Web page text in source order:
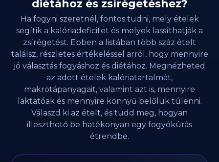
diétához és zsírégetéshez?
Ha fogyni szeretnél, fontos tudni, mely ételek
segítik a kalóriadeficitet és melyek lassíthatják a
zsírégetést. Ebben a listában több száz ételt
találsz, részletes értékeléssel arról, hogy mennyire
jó választás fogyáshoz és diétához. Megnézheted
az adott ételek kalóriatartalmát,
makrotápanyagait, valamint azt is, mennyire
laktatóak és mennyire könnyű belőlük túlenni.
Válaszd ki az ételt, és tudd meg, hogyan
illeszthető be hatékonyan egy fogyókúrás
étrendbe.